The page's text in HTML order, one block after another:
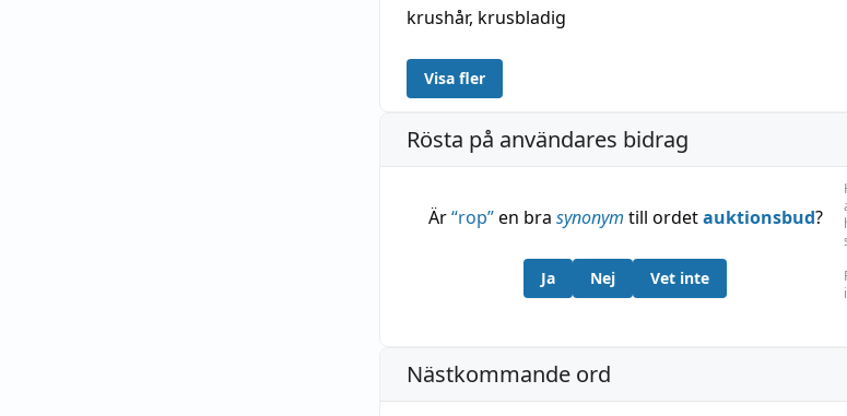
krushår, krusbladig
Visa fler
Rösta på användares bidrag
Är“rop”en bra synonym till ordetauktionsbud?
Ja Nej Vet inte
Nästkommande ord